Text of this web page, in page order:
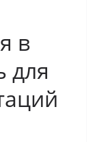
в
для